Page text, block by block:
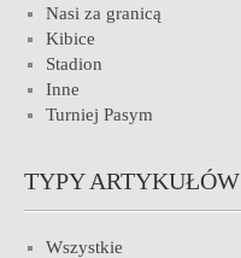
Nasi za granicą
Kibice
Stadion
Inne
Turniej Pasym
TYPY ARTYKUŁÓW
Wszystkie